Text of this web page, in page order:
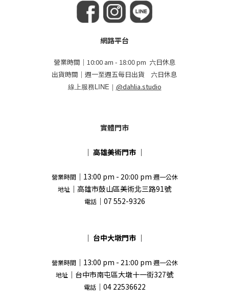
網路平台
營業時間｜10:00 am - 18:00 pm 六日休息
出貨時間｜週一至週五每日出貨 六日休息
線上服務LINE｜ @dahlia.studio
實體門市
｜ 高雄美術門市 ｜
營業時間｜13:00 pm - 20:00 pm 週一公休
地址 ｜高雄市鼓山區美術北三路91號
電話｜07 552-9326
｜ 台中大墩門市 ｜
營業時間｜13:00 pm - 21:00 pm 週一公休
地址 ｜台中市南屯區大墩十一街327號
電話｜04 22536622